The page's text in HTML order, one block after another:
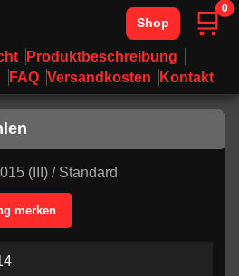
Produktbeschreibung
FAQ Versandkosten Kontakt
Shop 🛒0
(III) / Standard
merken